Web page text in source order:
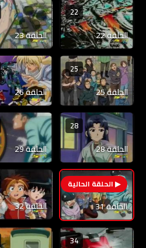
22
الحلقة 22 الحلقة 23
25
الحلقة 25 الحلقة 26
28
الحلقة 28 الحلقة 29
31
الحلقة 31 الحلقة 32
34